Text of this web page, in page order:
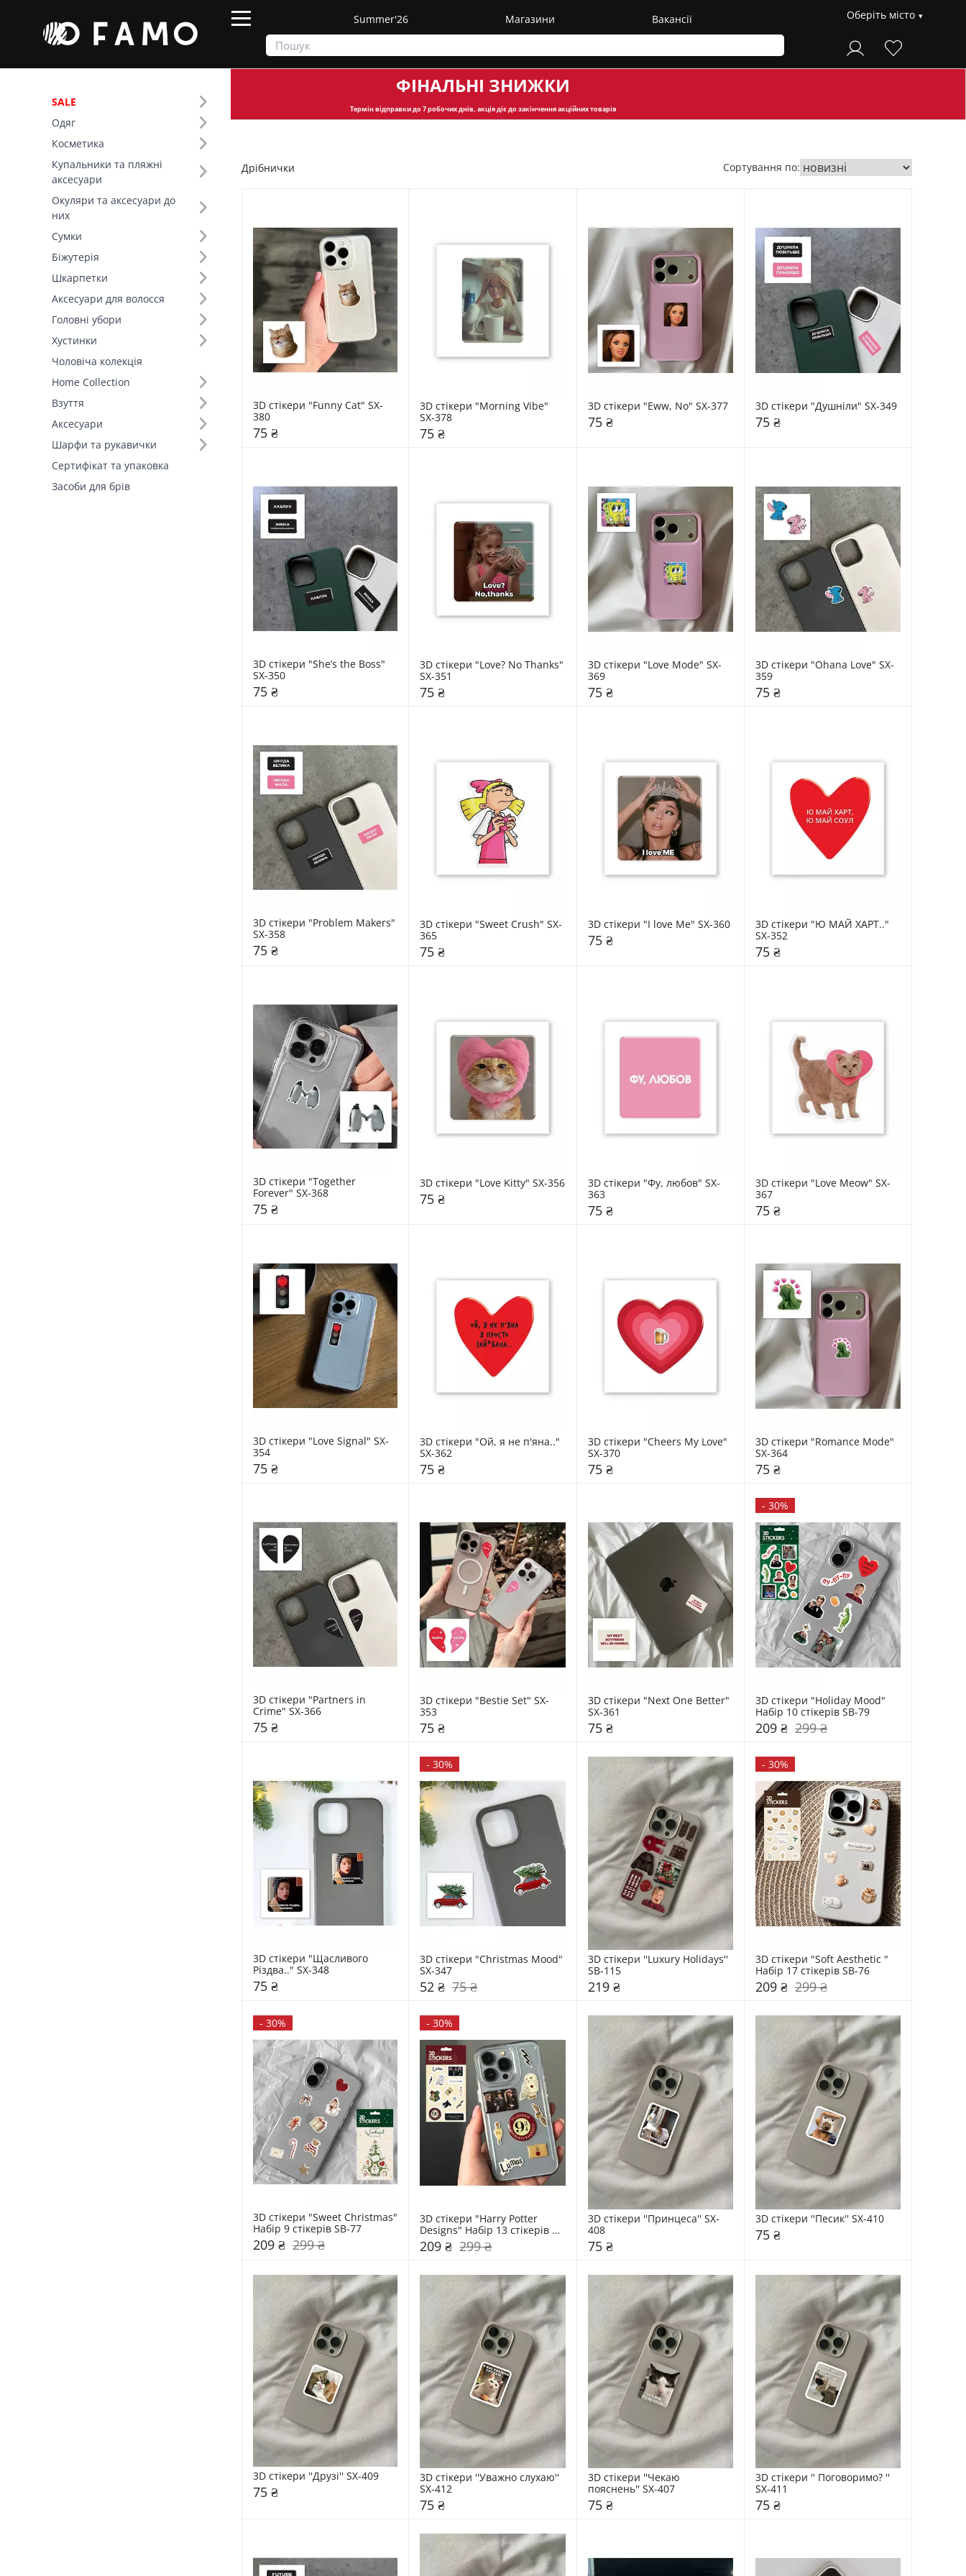
Summer'26 Магазини Вакансії Оберіть місто
SALE
Одяг
Косметика
Купальники та пляжні
аксесуари
Окуляри та аксесуари до
них
Сумки
Біжутерія
Шкарпетки
Аксесуари для волосся
Головні убори
Хустинки
Чоловіча колекція
Home Collection
Взуття
Аксесуари
Шарфи та рукавички
Сертифікат та упаковка
Засоби для брів
ФІНАЛЬНІ ЗНИЖКИ
Термін відправкидо 7 робочих днів, акція діє до закінчення акційних товарів
Дрібнички
Фільтр
Ціна
SALE
Дрібнички Сортування по:
3D стікери "Funny Cat" SX-
380
75 ₴
3D стікери "Morning Vibe"
SX-378
75 ₴
3D стікери "Eww, No" SX-377
75 ₴
3D стікери "Душніли" SX-349
75 ₴
3D стікери "She’s the Boss"
SX-350
75 ₴
3D стікери "Love? No Thanks"
SX-351
75 ₴
3D стікери "Love Mode" SX-
369
75 ₴
3D стікери "Ohana Love" SX-
359
75 ₴
3D стікери "Problem Makers"
SX-358
75 ₴
3D стікери "Sweet Crush" SX-
365
75 ₴
3D стікери "I love Me" SX-360
75 ₴
3D стікери "Ю МАЙ ХАРТ.."
SX-352
75 ₴
3D стікери "Together
Forever" SX-368
75 ₴
3D стікери "Love Kitty" SX-356
75 ₴
3D стікери "Фу, любов" SX-
363
75 ₴
3D стікери "Love Meow" SX-
367
75 ₴
3D стікери "Love Signal" SX-
354
75 ₴
3D стікери "Ой, я не п'яна.."
SX-362
75 ₴
3D стікери "Cheers My Love"
SX-370
75 ₴
3D стікери "Romance Mode"
SX-364
75 ₴
3D стікери "Partners in
Crime" SX-366
75 ₴
3D стікери "Bestie Set" SX-
353
75 ₴
3D стікери "Next One Better"
SX-361
75 ₴
- 30%
3D стікери "Holiday Mood"
Набір 10 стікерів SB-79
209 ₴ 299 ₴
3D стікери "Щасливого
Різдва.." SX-348
75 ₴
-30%
3D стікери "Christmas Mood"
SX-347
52 ₴ 75 ₴
3D стікери ''Luxury Holidays''
SB-115
219 ₴
- 30%
3D стікери "Soft Aesthetic "
Набір 17 стікерів SB-76
209 ₴ 299 ₴
- 30%
3D стікери "Sweet Christmas"
Набір 9 стікерів SB-77
209 ₴ 299 ₴
-30%
3D стікери "Harry Potter
Designs" Набір 13 стікерів
SB-78
209 ₴ 299 ₴
3D стікери ''Принцеса'' SX-
408
75 ₴
3D стікери ''Песик'' SX-410
75 ₴
3D стікери ''Друзі'' SX-409
75 ₴
3D стікери ''Уважно слухаю''
SX-412
75 ₴
3D стікери ''Чекаю
пояснень'' SX-407
75 ₴
3D стікери '' Поговоримо? ''
SX-411
75 ₴